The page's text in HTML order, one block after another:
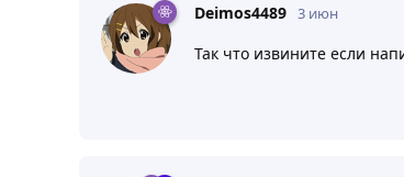
Deimos4489 3 июн
Так что извините если